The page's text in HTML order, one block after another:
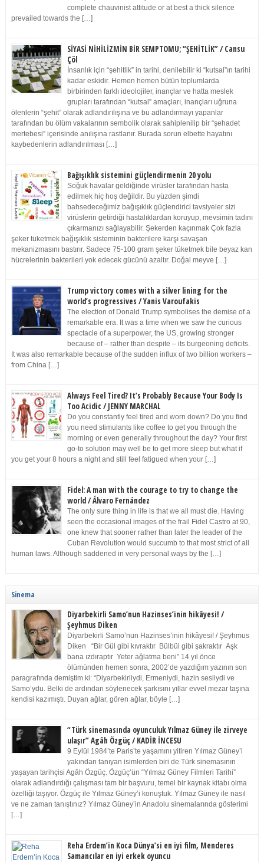
complete chauvinist attitude or at best a thick silence
prevailed towards the […]
SİYASİ NİHİLİZMİN BİR SEMPTOMU; “ŞEHİTLİK” / Cansu
Çöl
İnsanlık için “şehitlik” in tarihi, denilebilir ki “kutsal”ın tarihi
kadar eskidir. Hemen hemen bütün toplumlarda
birbirinden farklı ideolojiler, inançlar ve hatta meslek
grupları tarafından “kutsal” amaçları, inançları uğruna
ölenlerin “şehit” olarak adlandırılışına ve bu adlandırmayı yapanlar
tarafından bu ölüm vakalarının sembolik olarak sahiplenilip bir “şehadet
mertebesi” içerisinde anılışına rastlanır. Burada sorun elbette hayatını
kaybedenlerin adlandırılması […]
Bağışıklık sistemini güçlendirmenin 20 yolu
Soğuk havalar geldiğinde virüsler tarafından hasta
edilmek hiç hoş değildir. Bu yüzden şimdi
bahsedeceğimiz bağışıklık güçlendirici tavsiyeler sizi
virüslerin getirdiği hastalıklardan koruyup, mevsimin tadını
çıkarmanızı sağlayabilir. Şekerden kaçınmak Çok fazla
şeker tüketmek bağışıklık sisteminin bakterilere karşı savaşan
mekanizmasını bastırır. Sadece 75-100 gram şeker tüketmek bile beyaz kan
hücrelerinin bakterileri yok edecek gücünü azaltır. Doğal meyve […]
Trump victory comes with a silver lining for the
world’s progressives / Yanis Varoufakis
The election of Donald Trump symbolises the demise of a
remarkable era. It was a time when we saw the curious
spectacle of a superpower, the US, growing stronger
because of – rather than despite – its burgeoning deficits.
It was also remarkable because of the sudden influx of two billion workers –
from China […]
Always Feel Tired? It’s Probably Because Your Body Is
Too Acidic / JENNY MARCHAL
Do you constantly feel tired and worn down? Do you find
you need stimulants like coffee to get you through the
morning or even generally throughout the day? Your first
go-to solution may well be to get more sleep but what if
you get your 8 hours a night and still feel fatigued when your […]
Fidel: A man with the courage to try to change the
world / Álvaro Fernández
The only sure thing in life is that we all must die. Having
seen the occasional images of the frail Fidel Castro at 90,
one knew that sooner rather than later the leader of the
Cuban Revolution would succumb to that most strict of all
human laws. Although saddened in very personal ways by the […]
Sinema
Diyarbekirli Samo’nun Hazinses’inin hikâyesi! /
Şeyhmus Diken
Diyarbekirli Samo’nun Hazinses’inin hikâyesi! / Şeyhmus
Diken “Bir Gül gibi kıvraktır Bülbül gibi şakraktır Aşk
bana ızdıraptır Yeter ağlatma beni” 14 yıl önce
ölümünden hemen sonra, 2002’de yazdığım yazının son
paragrafında demiştim ki: “Diyarbekirliydi, Ermeniydi, hazin sesliydi ve
Samo’ydu. Belki de ardından söylenecek şarkısını yıllar evvel mezar taşına
kendisi kazımıştı. Duyan ağlar, gören ağlar, böyle […]
“Türk sinemasında oyunculuk Yılmaz Güney ile zirveye
ulaşır” Agâh Özgüç / KADİR İNCESU
9 Eylül 1984’te Paris’te yaşamını yitiren Yılmaz Güney’i
yakından tanıyan isimlerden biri de Türk sinemasının
yaşayan tarihçisi Agâh Özgüç. Özgüç’ün “Yılmaz Güney Filmleri Tarihi”
olarak adlandırdığı çalışması tam bir başvuru, temel bir kaynak kitabı olma
özelliği taşıyor. Özgüç ile Yılmaz Güney’i konuştuk. Yılmaz Güney ile nasıl
ve ne zaman tanıştınız? Yılmaz Güney’in Anadolu sinemalarında gösterimi
[…]
Reha Erdem’in Koca Dünya’si en iyi film, Menderes
Samancılar en iyi erkek oyuncu